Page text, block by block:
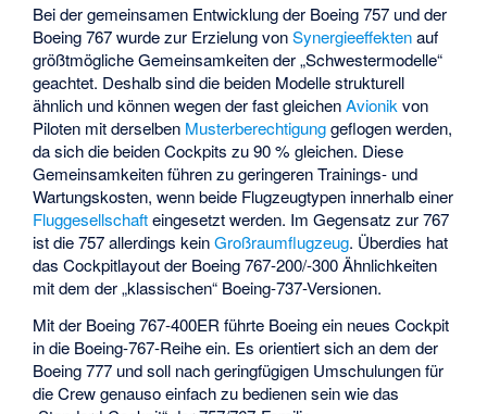
Bei der gemeinsamen Entwicklung der Boeing 757 und der
Boeing 767 wurde zur Erzielung vonSynergieeffektenauf
größtmögliche Gemeinsamkeiten der „Schwestermodelle“
geachtet. Deshalb sind die beiden Modelle strukturell
ähnlich und können wegen der fast gleichenAvionik von
Piloten mit derselben Musterberechtigunggeflogen werden,
da sich die beiden Cockpits zu 90 % gleichen. Diese
Gemeinsamkeiten führen zu geringeren Trainings- und
Wartungskosten, wenn beide Flugzeugtypen innerhalb einer
Fluggesellschafteingesetzt werden. Im Gegensatz zur 767
ist die 757 allerdings keinGroßraumflugzeug. Überdies hat
das Cockpitlayout der Boeing 767-200/-300 Ähnlichkeiten
mit dem der „klassischen“ Boeing-737-Versionen.
Mit der Boeing 767-400ER führte Boeing ein neues Cockpit
in die Boeing-767-Reihe ein. Es orientiert sich an dem der
Boeing 777 und soll nach geringfügigen Umschulungen für
die Crew genauso einfach zu bedienen sein wie das